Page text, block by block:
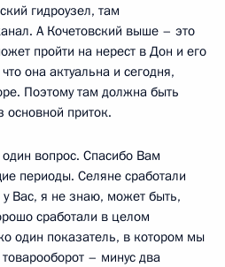
гидроузел, там
А Кочетовский выше – это
пройти на нерест в Дон и его
она актуальна и сегодня,
Поэтому там должна быть
приток.
вопрос. Спасибо Вам
периоды. Селяне сработали
Вас, я не знаю, может быть,
сработали в целом
один показатель, в котором мы
– минус два